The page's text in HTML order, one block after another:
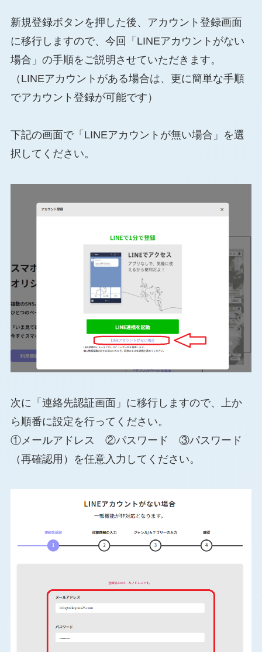
新規登録ボタンを押した後、アカウント登録画面
に移行しますので、今回「LINEアカウントがない
場合」の手順をご説明させていただきます。
（LINEアカウントがある場合は、更に簡単な手順
でアカウント登録が可能です）
下記の画面で「LINEアカウントが無い場合」を選
択してください。
次に「連絡先認証画面」に移行しますので、上か
ら順番に設定を行ってください。
①メールアドレス ②パスワード ③パスワード
（再確認用）を任意入力してください。